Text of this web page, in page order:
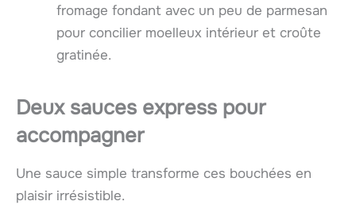
fromage fondant avec un peu de parmesan
pour concilier moelleux intérieur et croûte
gratinée.
Deux sauces express pour
accompagner
Une sauce simple transforme ces bouchées en
plaisir irrésistible.